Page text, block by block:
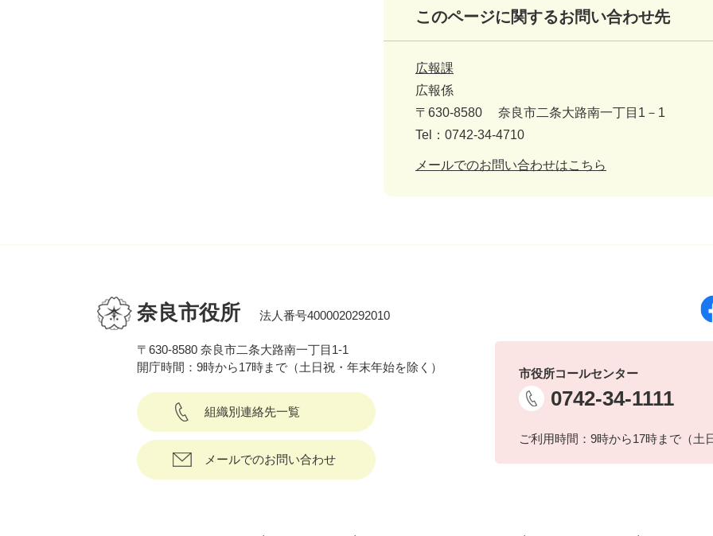
このページに関するお問い合わせ先
広報課
広報係
〒630-8580
奈良市二条大路南一丁目1－1
Tel：0742-34-4710
メールでのお問い合わせはこちら
奈良市役所 法人番号4000020292010
〒630-8580 奈良市二条大路南一丁目1-1
開庁時間：9時から17時まで（土日祝・年末年始を除く）
組織別連絡先一覧
メールでのお問い合わせ
市役所コールセンター
0742-34-1111
ご利用時間：9時から17時まで（土